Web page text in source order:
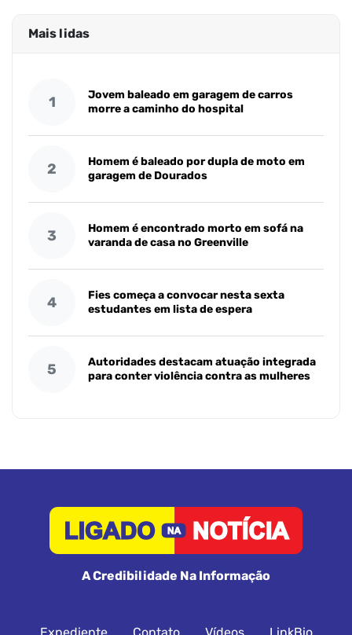
Mais lidas
1
Jovem baleado em garagem de carros
morre a caminho do hospital
2
Homem é baleado por dupla de moto em
garagem de Dourados
3
Homem é encontrado morto em sofá na
varanda de casa no Greenville
4
Fies começa a convocar nesta sexta
estudantes em lista de espera
5
Autoridades destacam atuação integrada
para conter violência contra as mulheres
A Credibilidade Na Informação